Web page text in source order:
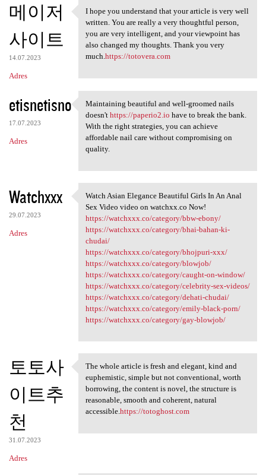
메이저
사이트
14.07.2023
Adres
I hope you understand that
I hope you understand that your article is very well
written. You are really a very thoughtful person,
you are very intelligent, and your viewpoint has
also changed my thoughts. Thank you very
much.https://totovera.com
etisnetisno
17.07.2023
Adres
Maintaining beautiful and
Maintaining beautiful and well-groomed nails
doesn't https://paperio2.io have to break the bank.
With the right strategies, you can achieve
affordable nail care without compromising on
quality.
Watchxxx
29.07.2023
Adres
Watch Asian Elegance
Watch Asian Elegance Beautiful Girls In An Anal
Sex Video video on watchxx.co Now!
https://watchxxx.co/category/bbw-ebony/
https://watchxxx.co/category/bhai-bahan-ki-
chudai/
https://watchxxx.co/category/bhojpuri-xxx/
https://watchxxx.co/category/blowjob/
https://watchxxx.co/category/caught-on-window/
https://watchxxx.co/category/celebrity-sex-videos/
https://watchxxx.co/category/dehati-chudai/
https://watchxxx.co/category/emily-black-porn/
https://watchxxx.co/category/gay-blowjob/
토토사
이트추
천
31.07.2023
Adres
The whole article is fresh
The whole article is fresh and elegant, kind and
euphemistic, simple but not conventional, worth
borrowing, the content is novel, the structure is
reasonable, smooth and coherent, natural
accessible.https://totoghost.com